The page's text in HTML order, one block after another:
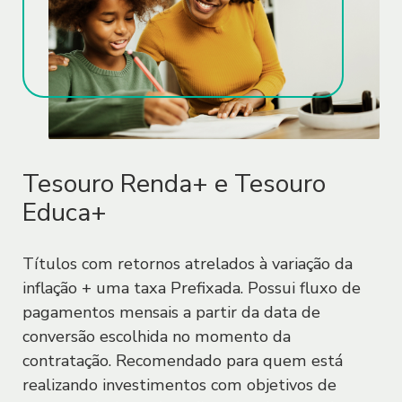
2.2.1. O Sofisa poderá também utilizar
outros dados biométricos, como a
biometria facial. A biometria facial é
coletada por meio da câmera do
aparelho celular, durante o uso do
autenticidade da identidade do Usuário,
buscando os níveis de segurança que o
Sofisa entender como necessários para o
uso dos produtos e serviços, bem como
evitar fraudes ao Sofisa e a terceiros.
2.3. O Usuário se responsabiliza pela
precisão e veracidade dos dados
informados e reconhece que a
Tesouro Renda+ e Tesouro
Educa+
Títulos com retornos atrelados à variação da
inflação + uma taxa Prefixada. Possui fluxo de
pagamentos mensais a partir da data de
conversão escolhida no momento da
contratação. Recomendado para quem está
realizando investimentos com objetivos de